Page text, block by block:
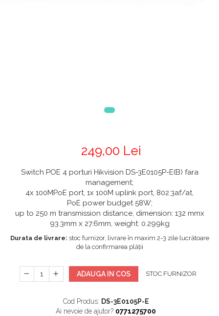
249,00 Lei
Switch POE 4 porturi Hikvision DS-3E0105P-E(B) fara
management;
4x 100MPoE port, 1x 100M uplink port, 802.3af/at,
PoE power budget 58W;
up to 250 m transmission distance, dimension: 132 mmx
93.3mm x 27.6mm, weight: 0.299kg
Durata de livrare: stoc furnizor, livrare în maxim 2-3 zile lucrătoare
de la confirmarea plății
ADAUGA IN COS STOC FURNIZOR
Cod Produs: DS-3E0105P-E
Ai nevoie de ajutor? 0771275700